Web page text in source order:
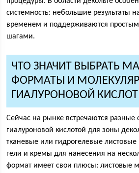
системность: небольшие результаты
временем и поддерживаются
шагами.
ЧТО ЗНАЧИТ ВЫБРАТЬ
ФОРМАТЫ И
ГИАЛУРОНОВОЙ
Сейчас на рынке встречаются разные
гиалуроновой кислотой для зоны
тканевые или гидрогелевые листовые
гели и кремы для нанесения на
формат имеет свои плюсы: листовые